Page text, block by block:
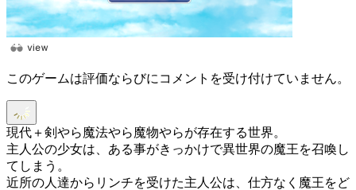
このゲームは評価ならびにコメントを受け付けていません。
現代＋剣やら魔法やら魔物やらが存在する世界。
主人公の少女は、ある事がきっかけで異世界の魔王を召喚し
てしまう。
近所の人達からリンチを受けた主人公は、仕方なく魔王をど